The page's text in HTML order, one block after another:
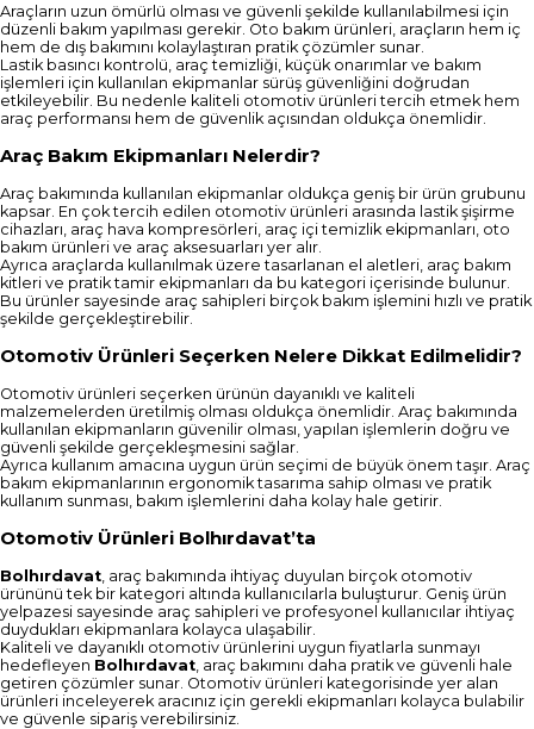
Araçların uzun ömürlü olması ve güvenli şekilde kullanılabilmesi için
düzenli bakım yapılması gerekir. Oto bakım ürünleri, araçların hem iç
hem de dış bakımını kolaylaştıran pratik çözümler sunar.
Lastik basıncı kontrolü, araç temizliği, küçük onarımlar ve bakım
işlemleri için kullanılan ekipmanlar sürüş güvenliğini doğrudan
etkileyebilir. Bu nedenle kaliteli otomotiv ürünleri tercih etmek hem
araç performansı hem de güvenlik açısından oldukça önemlidir.
Araç Bakım Ekipmanları Nelerdir?
Araç bakımında kullanılan ekipmanlar oldukça geniş bir ürün grubunu
kapsar. En çok tercih edilen otomotiv ürünleri arasında lastik şişirme
cihazları, araç hava kompresörleri, araç içi temizlik ekipmanları, oto
bakım ürünleri ve araç aksesuarları yer alır.
Ayrıca araçlarda kullanılmak üzere tasarlanan el aletleri, araç bakım
kitleri ve pratik tamir ekipmanları da bu kategori içerisinde bulunur.
Bu ürünler sayesinde araç sahipleri birçok bakım işlemini hızlı ve pratik
şekilde gerçekleştirebilir.
Otomotiv Ürünleri Seçerken Nelere Dikkat Edilmelidir?
Otomotiv ürünleri seçerken ürünün dayanıklı ve kaliteli
malzemelerden üretilmiş olması oldukça önemlidir. Araç bakımında
kullanılan ekipmanların güvenilir olması, yapılan işlemlerin doğru ve
güvenli şekilde gerçekleşmesini sağlar.
Ayrıca kullanım amacına uygun ürün seçimi de büyük önem taşır. Araç
bakım ekipmanlarının ergonomik tasarıma sahip olması ve pratik
kullanım sunması, bakım işlemlerini daha kolay hale getirir.
Otomotiv Ürünleri Bolhırdavat’ta
Bolhırdavat , araç bakımında ihtiyaç duyulan birçok otomotiv
ürününü tek bir kategori altında kullanıcılarla buluşturur. Geniş ürün
yelpazesi sayesinde araç sahipleri ve profesyonel kullanıcılar ihtiyaç
duydukları ekipmanlara kolayca ulaşabilir.
Kaliteli ve dayanıklı otomotiv ürünlerini uygun fiyatlarla sunmayı
hedefleyen Bolhırdavat , araç bakımını daha pratik ve güvenli hale
getiren çözümler sunar. Otomotiv ürünleri kategorisinde yer alan
ürünleri inceleyerek aracınız için gerekli ekipmanları kolayca bulabilir
ve güvenle sipariş verebilirsiniz.